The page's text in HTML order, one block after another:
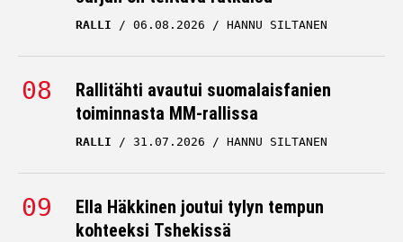
RALLI 06.08.2026 HANNU SILTANEN
Rallitähti avautui suomalaisfanien
toiminnasta MM-rallissa
RALLI 31.07.2026 HANNU SILTANEN
Ella Häkkinen joutui tylyn tempun
kohteeksi Tshekissä